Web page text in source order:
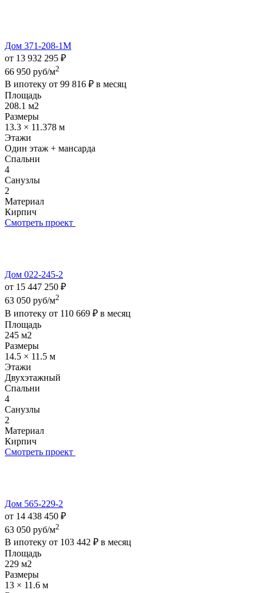
Дом 371-208-1М
от 13 932 295 ₽
66 950 руб/м2
В ипотеку от 99 816 ₽ в месяц
Площадь
208.1 м2
Размеры
13.3 × 11.378 м
Этажи
Один этаж + мансарда
Спальни
4
Санузлы
2
Материал
Кирпич
Смотреть проект
Дом 022-245-2
от 15 447 250 ₽
63 050 руб/м2
В ипотеку от 110 669 ₽ в месяц
Площадь
245 м2
Размеры
14.5 × 11.5 м
Этажи
Двухэтажный
Спальни
4
Санузлы
2
Материал
Кирпич
Смотреть проект
Дом 565-229-2
от 14 438 450 ₽
63 050 руб/м2
В ипотеку от 103 442 ₽ в месяц
Площадь
229 м2
Размеры
13 × 11.6 м